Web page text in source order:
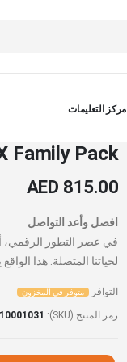
مركز التعليمات
Family Pack
AED 815.00
افصل وأعد التواصل
لحياتنا المتصلة. هذا
التوافر متوفر في المخزون
رمز المنتج (SKU)